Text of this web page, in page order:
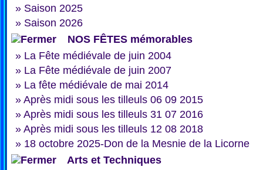
» Saison 2025
» Saison 2026
NOS FÊTES mémorables
» La Fête médiévale de juin 2004
» La Fête médiévale de juin 2007
» La fête médiévale de mai 2014
» Après midi sous les tilleuls 06 09 2015
» Après midi sous les tilleuls 31 07 2016
» Après midi sous les tilleuls 12 08 2018
» 18 octobre 2025-Don de la Mesnie de la Licorne
Arts et Techniques